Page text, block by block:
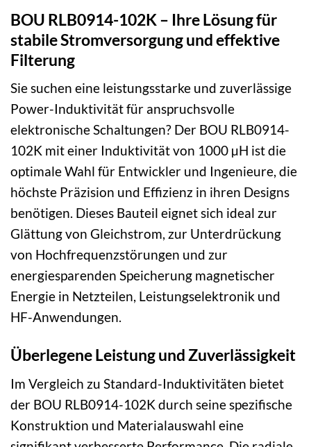
BOU RLB0914-102K – Ihre Lösung für
stabile Stromversorgung und effektive
Filterung
Sie suchen eine leistungsstarke und zuverlässige
Power-Induktivität für anspruchsvolle
elektronische Schaltungen? Der BOU RLB0914-
102K mit einer Induktivität von 1000 µH ist die
optimale Wahl für Entwickler und Ingenieure, die
höchste Präzision und Effizienz in ihren Designs
benötigen. Dieses Bauteil eignet sich ideal zur
Glättung von Gleichstrom, zur Unterdrückung
von Hochfrequenzstörungen und zur
energiesparenden Speicherung magnetischer
Energie in Netzteilen, Leistungselektronik und
HF-Anwendungen.
Überlegene Leistung und Zuverlässigkeit
Im Vergleich zu Standard-Induktivitäten bietet
der BOU RLB0914-102K durch seine spezifische
Konstruktion und Materialauswahl eine